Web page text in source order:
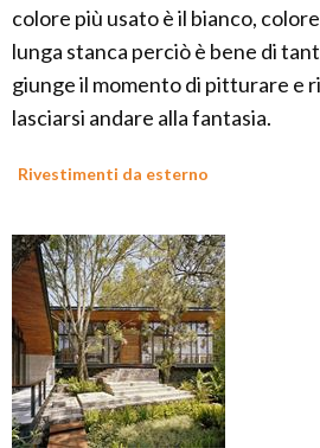
colore più usato è il bianco,
lunga stanca perciò è bene di
giunge il momento di pitturare e
lasciarsi andare alla fantasia.
Rivestimenti da esterno